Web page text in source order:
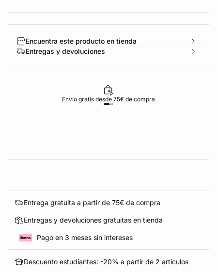
Encuentra este producto en tienda
Entregas y devoluciones
Envío gratis desde 75€ de compra
Entrega gratuita a partir de 75€ de compra
Entregas y devoluciones gratuitas en tienda
Pago en 3 meses sin intereses
Descuento estudiantes: -20% a partir de 2 artículos